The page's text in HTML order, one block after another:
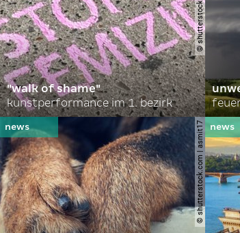
"walk of shame"
kunstperformance im 1. bezirk
© shutterstock.com | asmit17